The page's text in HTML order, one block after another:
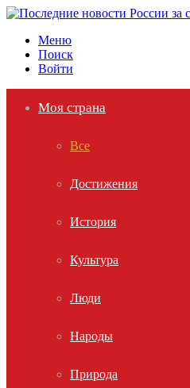
Меню
Поиск
Войти
Моя страна
Все
Достижения
История
Культура
Люди
Народы
Природа